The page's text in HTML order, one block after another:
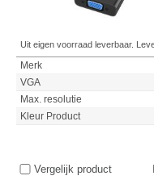
Uit eigen voorraad leverbaar.
Merk
VGA
Max. resolutie
Kleur Product
Vergelijk product